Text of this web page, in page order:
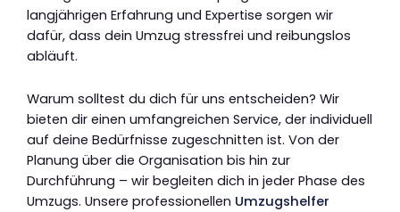
langjährigen Erfahrung und Expertise sorgen wir
dafür, dass dein Umzug stressfrei und reibungslos
abläuft.
Warum solltest du dich für uns entscheiden? Wir
bieten dir einen umfangreichen Service, der individuell
auf deine Bedürfnisse zugeschnitten ist. Von der
Planung über die Organisation bis hin zur
Durchführung – wir begleiten dich in jeder Phase des
Umzugs. Unsere professionellen Umzugshelfer